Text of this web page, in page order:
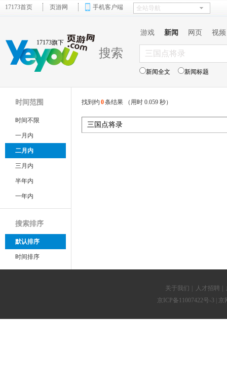
17173首页 页游网 手机客户端
17173旗下
游戏 新闻 网页 视频
搜索
新闻全文 新闻标题
时间范围
时间不限
一月内
二月内
三月内
半年内
一年内
搜索排序
默认排序
时间排序
找到约 0条结果 （用时 0.059 秒）
关于我们 人才招聘
京ICP备11007422号-3| 京